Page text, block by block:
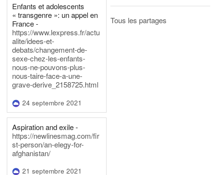
Enfants et adolescents
« transgenre »: un appel en
France -
https://www.lexpress.fr/actu
alite/idees-et-
debats/changement-de-
sexe-chez-les-enfants-
nous-ne-pouvons-plus-
nous-taire-face-a-une-
grave-derive_2158725.html
24 septembre 2021
Aspiration and exile -
https://newlinesmag.com/fir
st-person/an-elegy-for-
afghanistan/
21 septembre 2021
Tous les partages